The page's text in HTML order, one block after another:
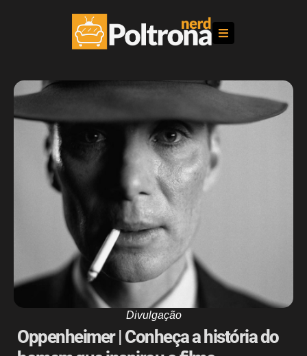
Divulgação
Oppenheimer | Conheça a história do